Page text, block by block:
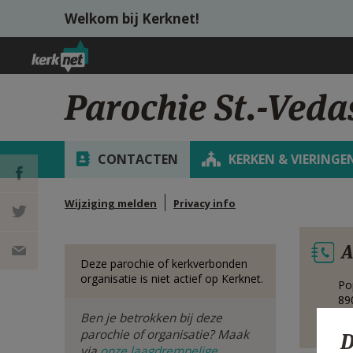
Overslaan en naar de inhoud gaan
Welkom bij Kerknet!
Parochie St.-
CONTACTEN KERKEN &
Wijziging melden Privacy info
DEEL OP
FACEBOOK
DEEL OP
Deze parochie of kerkverbonden
organisatie is niet actief op Kerknet.
Ben je betrokken bij deze
parochie of organisatie? Maak